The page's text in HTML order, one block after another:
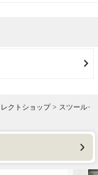
クトショップ> スツール･